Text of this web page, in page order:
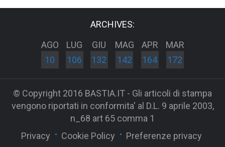
ARCHIVES:
AGO
10
LUG
106
GIU
132
MAG
142
APR
164
MAR
172
© Copyright 2016 BASTIA.IT - Gli articoli di stampa
vengono riportati in conformita' al D.L. 9 aprile 2003,
n_68 art 65 comma 1
Privacy
Cookie Policy Preferenze privacy